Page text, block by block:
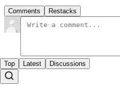
Comments Restacks
Top Latest Discussions